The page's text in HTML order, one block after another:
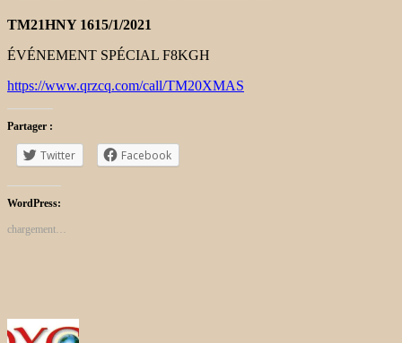
TM21HNY 1615/1/2021
ÉVÉNEMENT SPÉCIAL F8KGH
https://www.qrzcq.com/call/TM20XMAS
Partager :
Twitter Facebook
WordPress:
chargement…